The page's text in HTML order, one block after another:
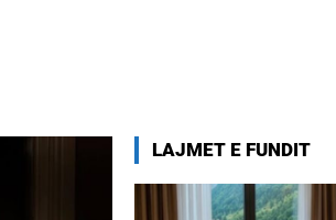
LAJMET E FUNDIT